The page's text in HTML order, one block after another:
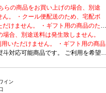
らの商品をお買い上げの場合、別途
ん。 ・クール便配送のため、宅配ボ
だけません。 ・ギフト用の商品のた
れております。 ・熨斗対応可能商品
される場合、ご注文時コメント欄に
「結び・上部表書き内容・下部のお名
、作成作業のため最短日出荷はお承り
最短日から+1日後より配送指定日を
合、別途送料は発生致しません。
いただけません。 ・ギフト用の商品
斗対応可能商品です。 ご利用を希望
をご希望の場合、作成作業のため最
ら+1日後より配送指定日をご選択
イン